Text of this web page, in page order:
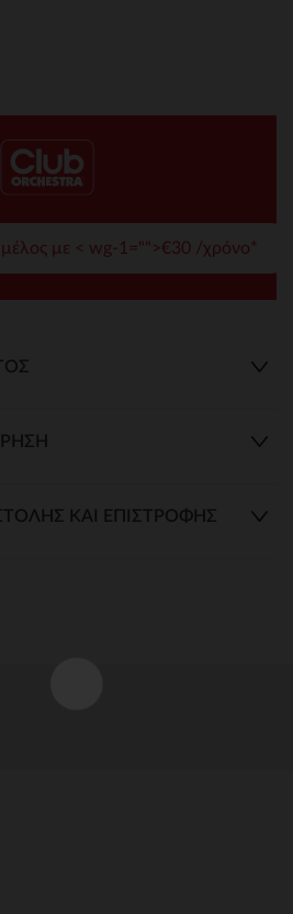
μέλος με < wg-1="">€30 /χρόνο*
ΚΑΙ ΕΠΙΣΤΡΟΦΉΣ